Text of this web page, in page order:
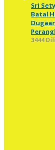
Sri
Batal
3444